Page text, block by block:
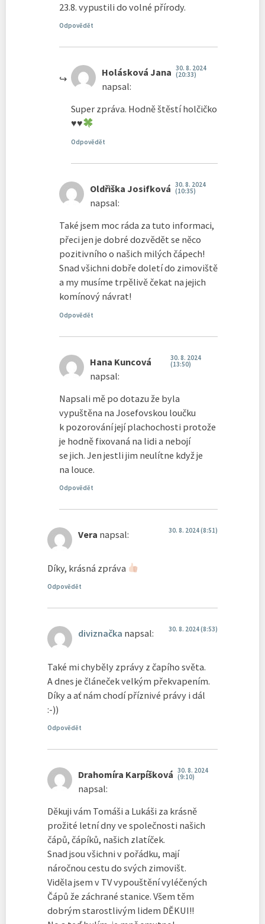
23.8. vypustili do volné přírody.
Odpovědět
Holásková Jana
napsal:
30. 8. 2024
(20:33)
Super zpráva. Hodně štěstí holčičko
♥️♥️
Odpovědět
Oldřiška Josifková
napsal:
30. 8. 2024
(10:35)
Také jsem moc ráda za tuto informaci,
přeci jen je dobré dozvědět se něco
pozitivního o našich milých čápech!
Snad všichni dobře doletí do zimoviště
a my musíme trpělivě čekat na jejich
komínový návrat!
Odpovědět
Hana Kuncová
napsal:
30. 8. 2024
(13:50)
Napsali mě po dotazu že byla
vypuštěna na Josefovskou loučku
k pozorování její plachochosti protože
je hodně fixovaná na lidi a nebojí
se jich. Jen jestli jim neulítne když je
na louce.
Odpovědět
Vera napsal: 30. 8. 2024 (8:51)
Díky, krásná zpráva
Odpovědět
diviznačka napsal: 30. 8. 2024 (8:53)
Také mi chyběly zprávy z čapího světa.
A dnes je článeček velkým překvapením.
Díky a ať nám chodí příznivé právy i dál
:-))
Odpovědět
Drahomíra Karpíšková
napsal:
30. 8. 2024
(9:10)
Děkuji vám Tomáši a Lukáši za krásně
prožité letní dny ve společnosti našich
čápů, čápíků, našich zlatíček.
Snad jsou všichni v pořádku, mají
náročnou cestu do svých zimovišt.
Viděla jsem v TV vypouštění vyléčených
Čápů že záchrané stanice. Všem těm
dobrým starostlivým lidem DĚKUI!!